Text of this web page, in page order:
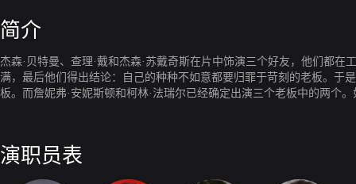
简介
杰森·贝特曼、查理·戴和杰森·苏戴奇斯在片中饰演三个好友，他们都在
满，最后他们得出结论：自己的种种不如意都要归罪于苛刻的老板。于
板。而詹妮弗·安妮斯顿和柯林·法瑞尔已经确定出演三个老板中的两个
演职员表